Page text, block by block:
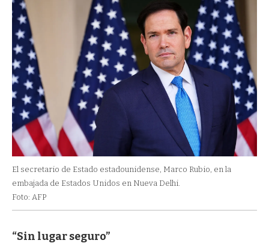
El secretario de Estado estadounidense, Marco Rubio, en la
embajada de Estados Unidos en Nueva Delhi.
Foto: AFP
“Sin lugar seguro”